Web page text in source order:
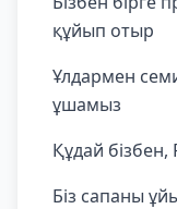
құйып отыр
Ұлдармен
ұшамыз
Құдай бізбен,
Біз сапаны